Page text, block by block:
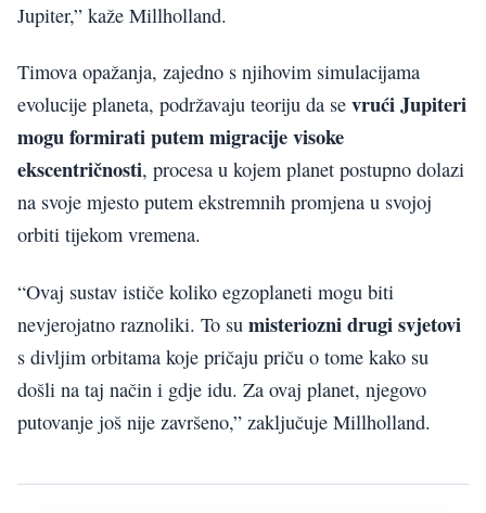
Jupiter,” kaže Millholland.
Timova opažanja, zajedno s njihovim simulacijama
evolucije planeta, podržavaju teoriju da se vrući Jupiteri
mogu formirati putem migracije visoke
ekscentričnosti, procesa u kojem planet postupno dolazi
na svoje mjesto putem ekstremnih promjena u svojoj
orbiti tijekom vremena.
“Ovaj sustav ističe koliko egzoplaneti mogu biti
nevjerojatno raznoliki. To su misteriozni drugi svjetovi
s divljim orbitama koje pričaju priču o tome kako su
došli na taj način i gdje idu. Za ovaj planet, njegovo
putovanje još nije završeno,” zaključuje Millholland.